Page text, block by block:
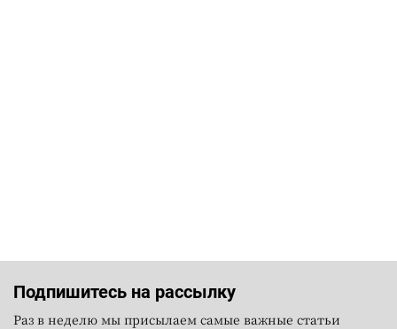
Подпишитесь на рассылку
Раз в неделю мы присылаем самые важные статьи